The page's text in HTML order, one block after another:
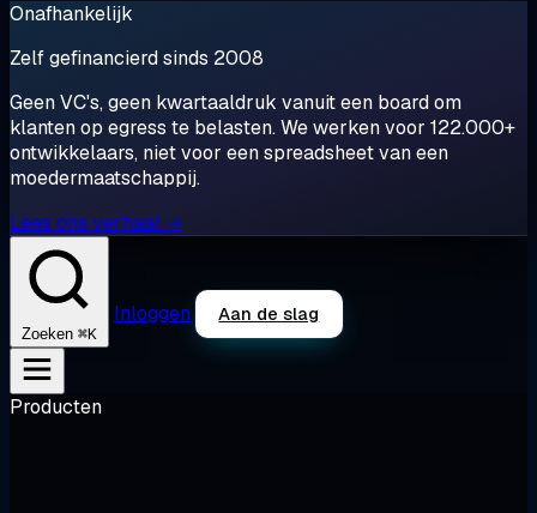
Onafhankelijk
Zelf gefinancierd sinds 2008
Geen VC's, geen kwartaaldruk vanuit een board om
klanten op egress te belasten. We werken voor 122.000+
ontwikkelaars, niet voor een spreadsheet van een
moedermaatschappij.
Lees ons verhaal →
Zoeken ⌘K
Inloggen Aan de slag
Producten